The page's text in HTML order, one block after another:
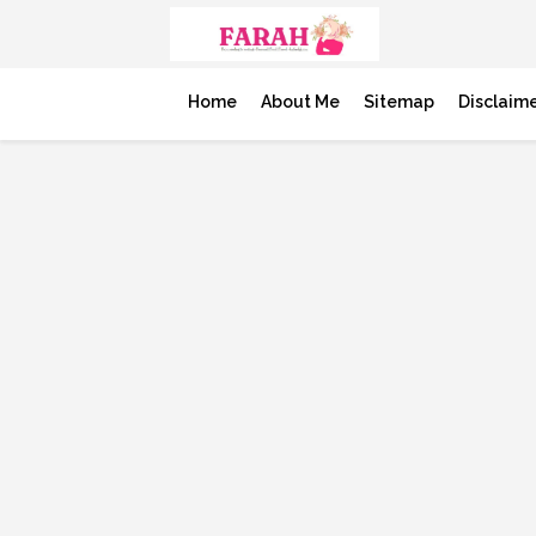
Home About Me Sitemap